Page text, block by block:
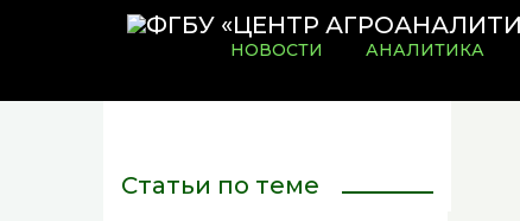
НОВОСТИ АНАЛИТИКА
Статьи по теме